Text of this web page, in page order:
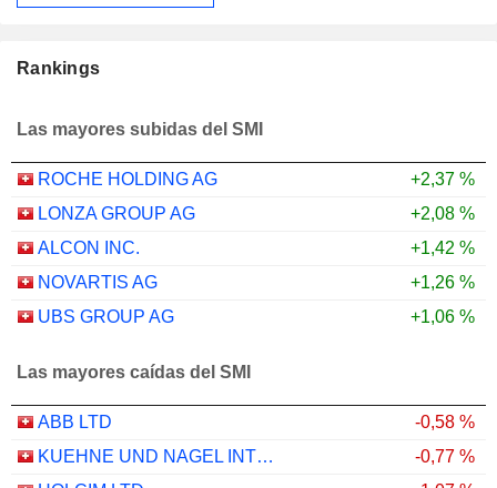
Rankings
Las mayores subidas del SMI
ROCHE HOLDING AG
+2,37 %
LONZA GROUP AG
+2,08 %
ALCON INC.
+1,42 %
NOVARTIS AG
+1,26 %
UBS GROUP AG
+1,06 %
Las mayores caídas del SMI
ABB LTD
-0,58 %
KUEHNE UND NAGEL INTERNATIONAL AG
-0,77 %